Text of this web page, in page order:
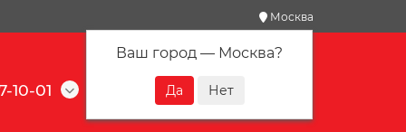
Москва
Ваш город — Москва?
10-01